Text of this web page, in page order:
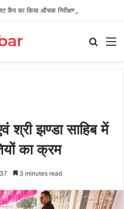
कैंप का किया औचक निरीक्षण
श्री झण्डा साहिब में
का क्रम
3 minutes read